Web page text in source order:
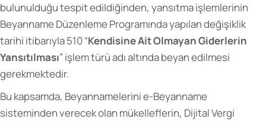
bulunulduğu tespit edildiğinden, yansıtma işlemlerinin
Beyanname Düzenleme Programında yapılan değişiklik
tarihi itibarıyla 510 “Kendisine Ait Olmayan Giderlerin
Yansıtılması” işlem türü adı altında beyan edilmesi
gerekmektedir.
Bu kapsamda, Beyannamelerini e-Beyanname
sisteminden verecek olan mükelleflerin, Dijital Vergi